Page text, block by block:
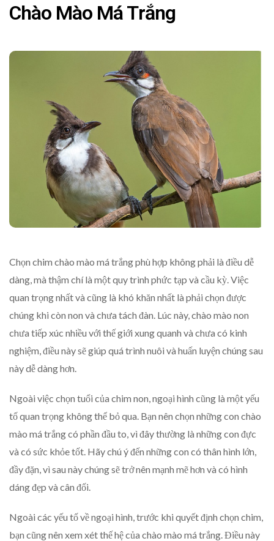
Chào Mào Má Trắng
Chọn chim chào mào má trắng phù hợp không phải là điều dễ
dàng, mà thậm chí là một quy trình phức tạp và cầu kỳ. Việc
quan trọng nhất và cũng là khó khăn nhất là phải chọn được
chúng khi còn non và chưa tách đàn. Lúc này, chào mào non
chưa tiếp xúc nhiều với thế giới xung quanh và chưa có kinh
nghiệm, điều này sẽ giúp quá trình nuôi và huấn luyện chúng sau
này dễ dàng hơn.
Ngoài việc chọn tuổi của chim non, ngoại hình cũng là một yếu
tố quan trọng không thể bỏ qua. Bạn nên chọn những con chào
mào má trắng có phần đầu to, vì đây thường là những con đực
và có sức khỏe tốt. Hãy chú ý đến những con có thân hình lớn,
đầy đặn, vì sau này chúng sẽ trở nên mạnh mẽ hơn và có hình
dáng đẹp và cân đối.
Ngoài các yếu tố về ngoại hình, trước khi quyết định chọn chim,
bạn cũng nên xem xét thế hệ của chào mào má trắng. Điều này